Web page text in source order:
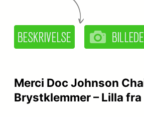
Merci Doc Johnson
Brystklemmer – Lilla fra